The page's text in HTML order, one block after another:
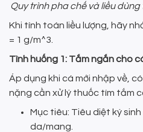
Quy trình pha chế và liều
Khi tính toán liều lượng, hãy
= 1 g/m^3.
Tình huống 1: Tắm ngắn cho
Áp dụng khi cá mới nhập về,
nặng cần xử lý thuốc tím tắm
Mục tiêu: Tiêu diệt ký
da/mang.